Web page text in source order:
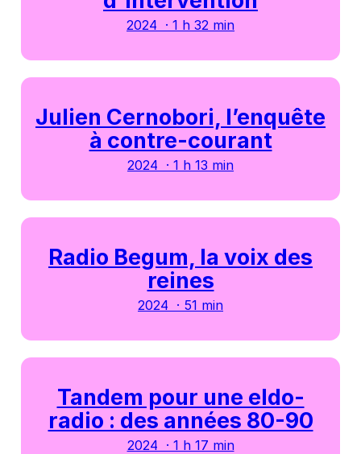
2024 · 1 h 32 min
Julien Cernobori, l’enquête
à contre-courant
2024 · 1 h 13 min
Radio Begum, la voix des
reines
2024 · 51 min
Tandem pour une eldo-
radio : des années 80-90
2024 · 1 h 17 min